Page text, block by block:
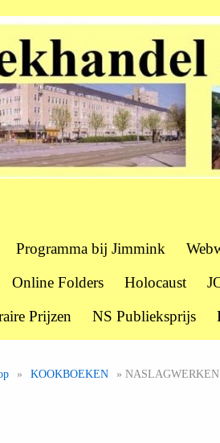
Programma bij Jimmink
Online Folders Holocaust
Prijzen NS Publieksprijs
» KOOKBOEKEN » NASLAGWERKEN